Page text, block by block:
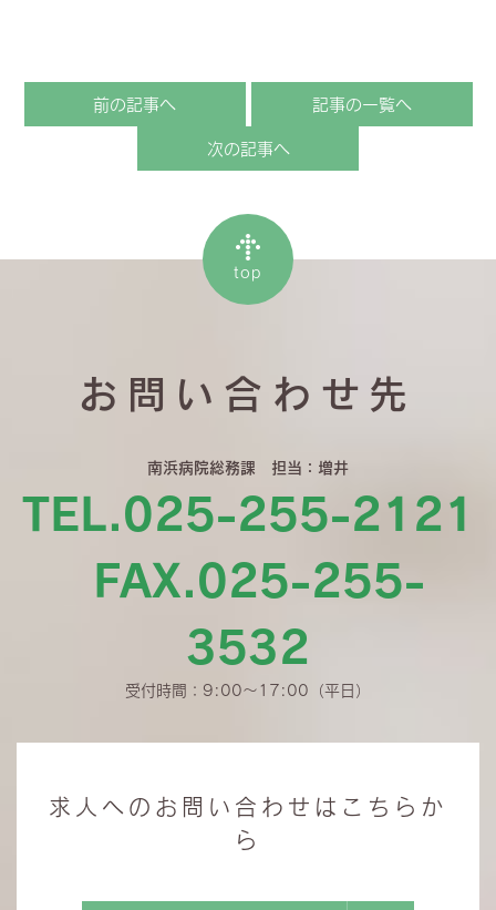
前の記事へ 記事の一覧へ
次の記事へ
top
お問い合わせ先
南浜病院総務課 担当：増井
TEL.025-255-2121
FAX.025-255-
3532
受付時間：9:00〜17:00（平日）
求人へのお問い合わせはこちらか
ら